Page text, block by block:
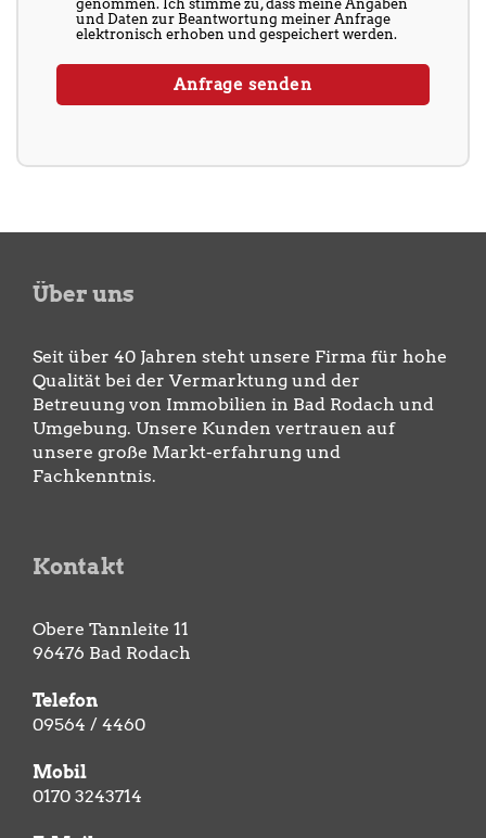
genommen. Ich stimme zu, dass meine Angaben
und Daten zur Beantwortung meiner Anfrage
elektronisch erhoben und gespeichert werden.
Über uns
Seit über 40 Jahren steht unsere Firma für hohe
Qualität bei der Vermarktung und der
Betreuung von Immobilien in Bad Rodach und
Umgebung. Unsere Kunden vertrauen auf
unsere große Markt-erfahrung und
Fachkenntnis.
Kontakt
Obere Tannleite 11
96476 Bad Rodach
Telefon
09564 / 4460
Mobil
0170 3243714